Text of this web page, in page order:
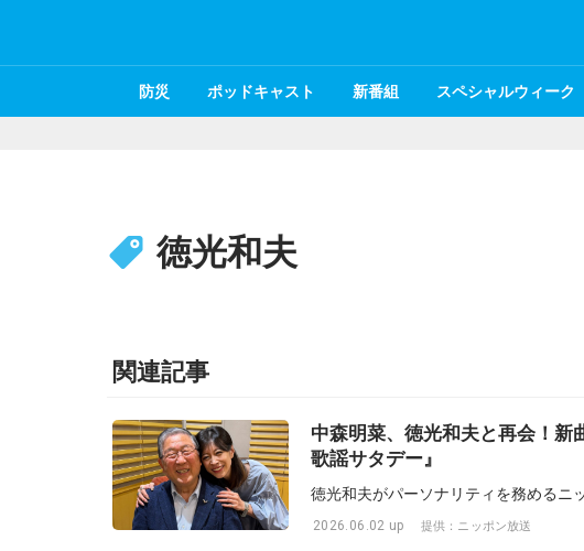
防災 ポッドキャスト 新番組 スペシャルウィーク
徳光和夫
関連記事
中森明菜、徳光和夫と再会！新
歌謡サタデー』
2026.06.02 up 提供：ニッポン放送